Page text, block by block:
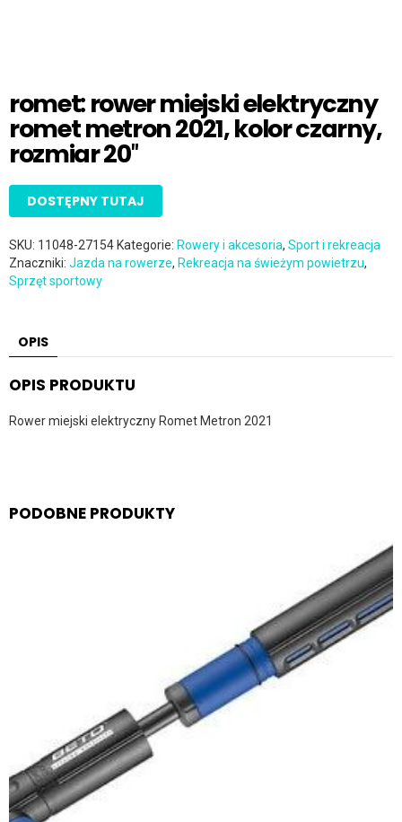
romet: rower miejski elektryczny
romet metron 2021, kolor czarny,
rozmiar 20″
DOSTĘPNY TUTAJ
SKU: 11048-27154 Kategorie: Rowery i akcesoria, Sport i rekreacja
Znaczniki: Jazda na rowerze, Rekreacja na świeżym powietrzu,
Sprzęt sportowy
OPIS
OPIS PRODUKTU
Rower miejski elektryczny Romet Metron 2021
PODOBNE PRODUKTY